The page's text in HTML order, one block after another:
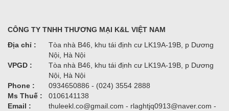
CÔNG TY TNHH THƯƠNG MẠI K&L VIỆT NAM
Địa chỉ :
Tòa nhà B46, khu tái định cư LK19A-19B, p Dương
Nội, Hà Nội
VPGD :
Tòa nhà B46, khu tái định cư LK19A-19B, p Dương
Nội, Hà Nội
Phone :
0934650886 - (024) 3554 2888
Ms Thuế :
0106141138
Email :
thuleekl.co@gmail.com - rlaghtjq0913@naver.com -